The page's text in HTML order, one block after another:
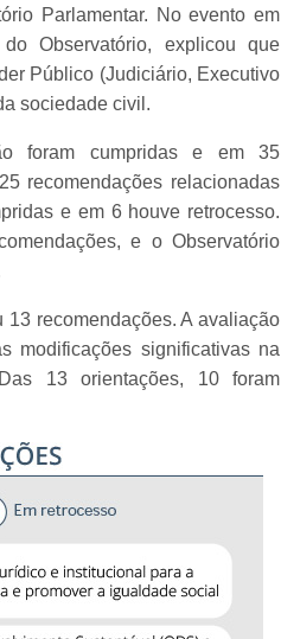
Parlamentar. No evento em
Observatório, explicou que
Público (Judiciário, Executivo
sociedade civil.
foram cumpridas e em 35
recomendações relacionadas
e em 6 houve retrocesso.
e o Observatório
recomendações. A avaliação
modificações significativas na
13 orientações, 10 foram